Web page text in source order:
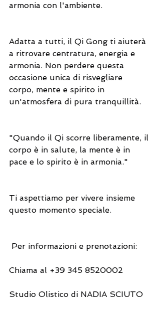
armonia con l'ambiente.
Adatta a tutti, il Qi Gong ti aiuterà
a ritrovare centratura, energia e
armonia. Non perdere questa
occasione unica di risvegliare
corpo, mente e spirito in
un'atmosfera di pura tranquillità.
"Quando il Qi scorre liberamente, il
corpo è in salute, la mente è in
pace e lo spirito è in armonia."
Ti aspettiamo per vivere insieme
questo momento speciale.
Per informazioni e prenotazioni:
Chiama al ‪+39 345 8520002‬
Studio Olistico di NADIA SCIUTO